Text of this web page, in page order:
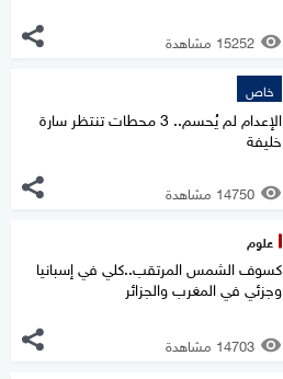
15252 مشاهدة
خاص
الإعدام لم يُحسم.. 3 محطات تنتظر سارة
خليفة
14750 مشاهدة
علوم
كسوف الشمس المرتقب..كلي في إسبانيا
وجزئي في المغرب والجزائر
14703 مشاهدة